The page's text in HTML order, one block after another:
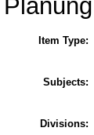
Item Type:
Subjects:
Divisions: